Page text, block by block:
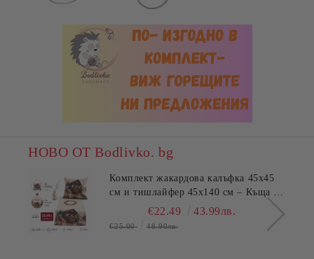
НОВО ОТ Bodlivko. bg
Комплект жакардова калъфка 45x45
см и тишлайфер 45x140 см – Къща с
€22.49 43.99лв.
€25.00 48.90лв.